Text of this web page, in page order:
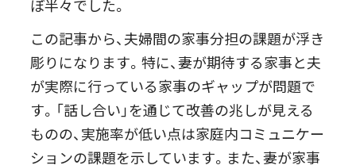
ぼ半々でした。
この記事から、夫婦間の家事分担の課題が浮き
彫りになります。特に、妻が期待する家事と夫
が実際に行っている家事のギャップが問題で
す。「話し合い」を通じて改善の兆しが見える
ものの、実施率が低い点は家庭内コミュニケー
ションの課題を示しています。また、妻が家事